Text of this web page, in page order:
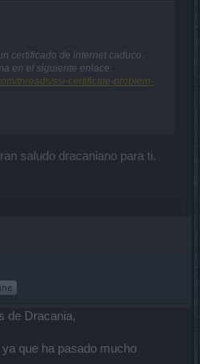
certificado de internet caduco.
en el siguiente enlace:
threads/ssl-certificate-problem-
saludo dracaniano para ti.
de Dracania,
que ha pasado mucho